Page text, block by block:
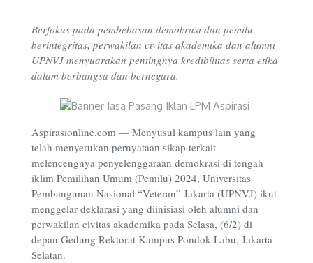
Berfokus pada pembebasan demokrasi dan pemilu
berintegritas, perwakilan civitas akademika dan alumni
UPNVJ menyuarakan pentingnya kredibilitas serta etika
dalam berbangsa dan bernegara.
Aspirasionline.com — Menyusul kampus lain yang
telah menyerukan pernyataan sikap terkait
melencengnya penyelenggaraan demokrasi di tengah
iklim Pemilihan Umum (Pemilu) 2024, Universitas
Pembangunan Nasional “Veteran” Jakarta (UPNVJ) ikut
menggelar deklarasi yang diinisiasi oleh alumni dan
perwakilan civitas akademika pada Selasa, (6/2) di
depan Gedung Rektorat Kampus Pondok Labu, Jakarta
Selatan.